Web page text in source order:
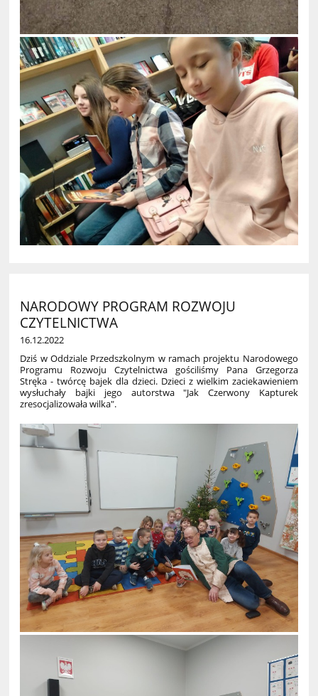
NARODOWY PROGRAM ROZWOJU
CZYTELNICTWA
16.12.2022
Dziś w Oddziale Przedszkolnym w ramach projektu Narodowego
Programu Rozwoju Czytelnictwa gościliśmy Pana Grzegorza
Stręka - twórcę bajek dla dzieci. Dzieci z wielkim zaciekawieniem
wysłuchały bajki jego autorstwa "Jak Czerwony Kapturek
zresocjalizowała wilka".